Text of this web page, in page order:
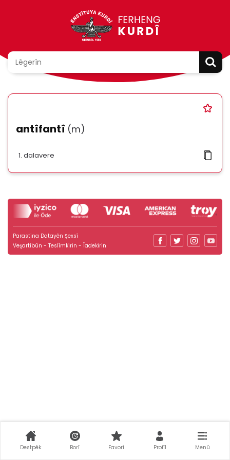
antîfantî (m)
dalavere
Parastina Datayên Şexsî
Veşartîbûn - Teslîmkirin - Îadekirin
Destpêk Borî Favorî Profîl Menû